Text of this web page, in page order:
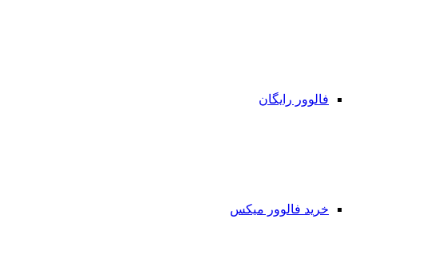
فالوور رایگان
خرید فالوور میکس